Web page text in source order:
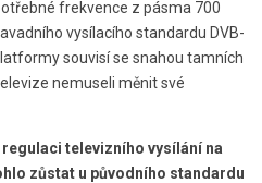
frekvence z pásma 700
vysílacího standardu DVB-
souvisí se snahou tamních
nemuseli měnit své
televizního vysílání na
zůstat u původního standardu